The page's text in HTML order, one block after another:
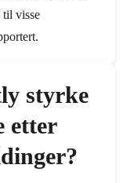
til visse
styrke
etter